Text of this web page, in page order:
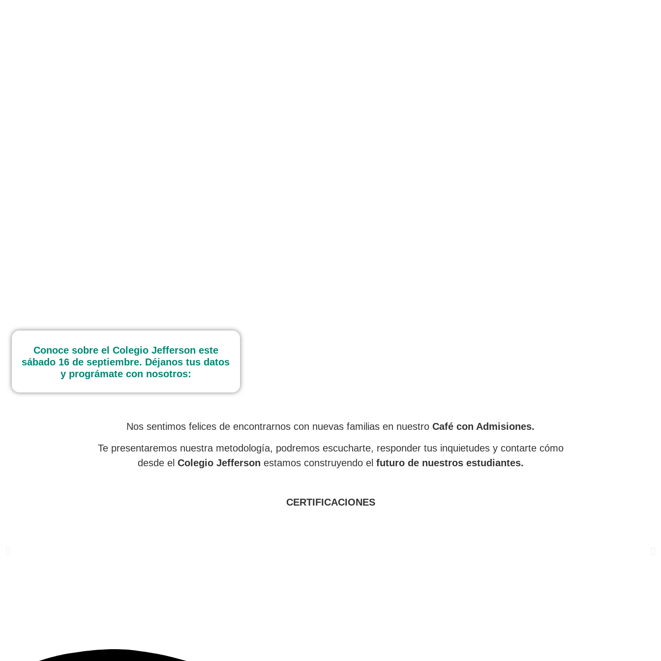
Conoce sobre el Colegio Jefferson este
sábado 16 de septiembre. Déjanos tus datos
y prográmate con nosotros:
Nos sentimos felices de encontrarnos con nuevas familias en nuestro Café con Admisiones.
Te presentaremos nuestra metodología, podremos escucharte, responder tus inquietudes y contarte cómo
desde el Colegio Jefferson estamos construyendo el futuro de nuestros estudiantes.
CERTIFICACIONES